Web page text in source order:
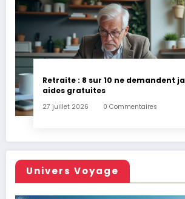
Retraite : 8 sur 10 ne demandent
aides gratuites
27 juillet 2026 0 Commentaires
Univers Voyage